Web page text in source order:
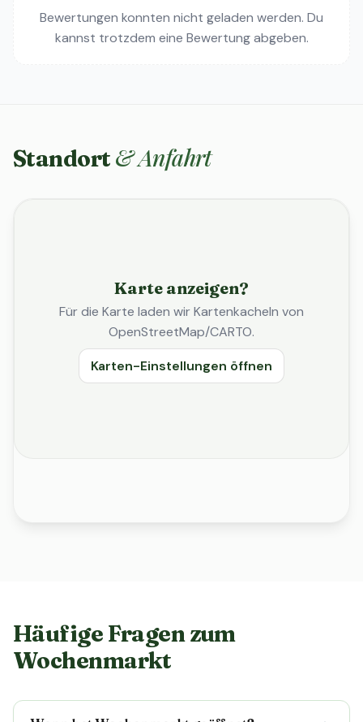
Bewertungen konnten nicht geladen werden. Du
kannst trotzdem eine Bewertung abgeben.
Standort & Anfahrt
Karte anzeigen?
Für die Karte laden wir Kartenkacheln von
OpenStreetMap/CARTO.
Karten-Einstellungen öffnen
Häufige Fragen zum
Wochenmarkt